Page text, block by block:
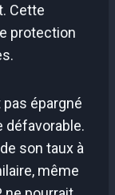
Cette
protection
pas épargné
défavorable.
son taux à
même